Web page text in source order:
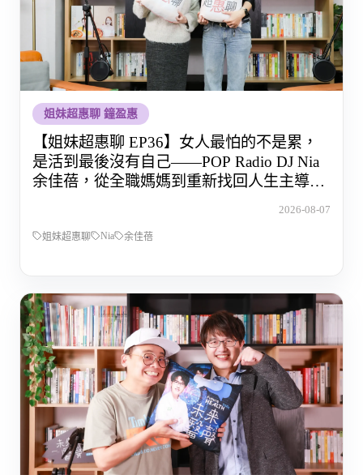
姐妹超惠聊 鐘盈惠
【姐妹超惠聊 EP36】女人最怕的不是累，
是活到最後沒有自己——POP Radio DJ Nia
余佳蓓，從全職媽媽到重新找回人生主導權
2026-08-07
姐妹超惠聊 Nia 余佳蓓